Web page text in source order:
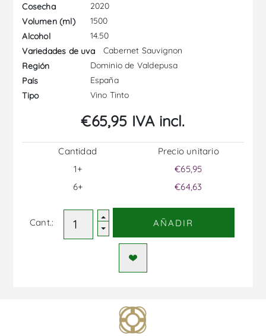
Cosecha
2020
Volumen (ml)
1500
Alcohol
14.50
Variedades de uva
Cabernet Sauvignon
Región
Dominio de Valdepusa
País
España
Tipo
Vino Tinto
€65,95 IVA incl.
Cantidad
1+
6+
Precio unitario
€65,95
€64,63
Cant.: AÑADIR